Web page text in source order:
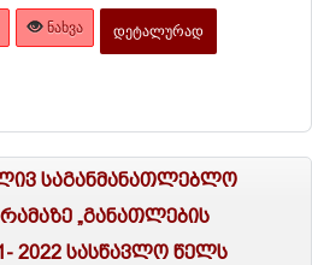
ᲜᲐᲮᲕᲐ ᲓᲔᲢᲐᲚᲣᲠᲐᲓ
საგანმანათლებლო
„განათლების
2022 სასწავლო წელს